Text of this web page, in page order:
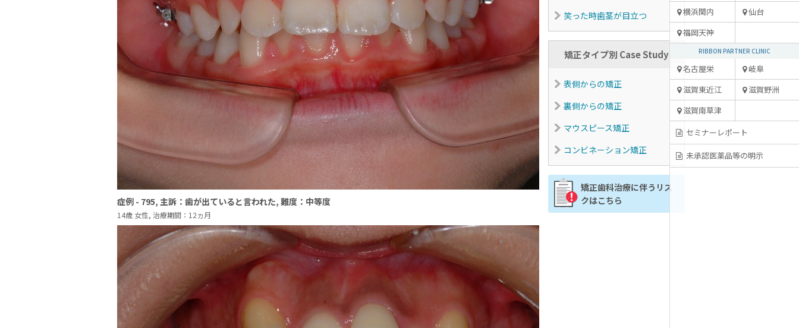
横浜関内
仙台
福岡天神
RIBBON PARTNER CLINIC
名古屋栄
岐阜
滋賀東近江
滋賀野洲
滋賀南草津
セミナーレポート
未承認医薬品等の明示
症例 - 795, 主訴：歯が出ていると言われた, 難度：中等度
14歳 女性, 治療期間：12ヵ月
笑った時歯茎が目立つ
矯正タイプ別 Case Study
表側からの矯正
裏側からの矯正
マウスピース矯正
コンビネーション矯正
矯正歯科治療に伴うリス
クはこちら